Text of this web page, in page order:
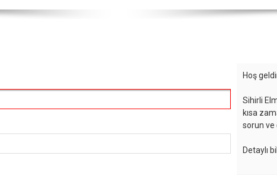
Hoş
Sihirli
kısa
sorun ve
Detaylı